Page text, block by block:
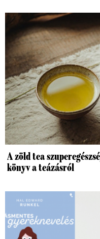
A zöld tea
könyv a teázásról